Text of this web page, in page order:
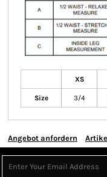
XS
Size 3/4
Angebot anfordern